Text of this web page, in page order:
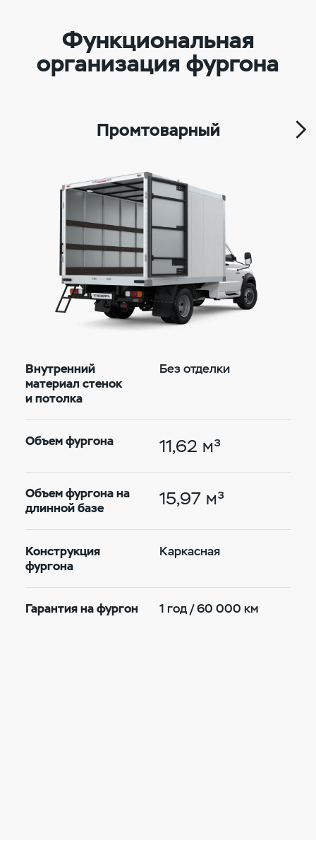
Функциональная
организация фургона
Промтоварный
Внутренний
материал стенок
и потолка
Без отделки
Объем фургона 11,62 м³
Объем фургона на
длинной базе
15,97 м³
Конструкция
фургона
Каркасная
Гарантия на фургон 1 год / 60 000 км